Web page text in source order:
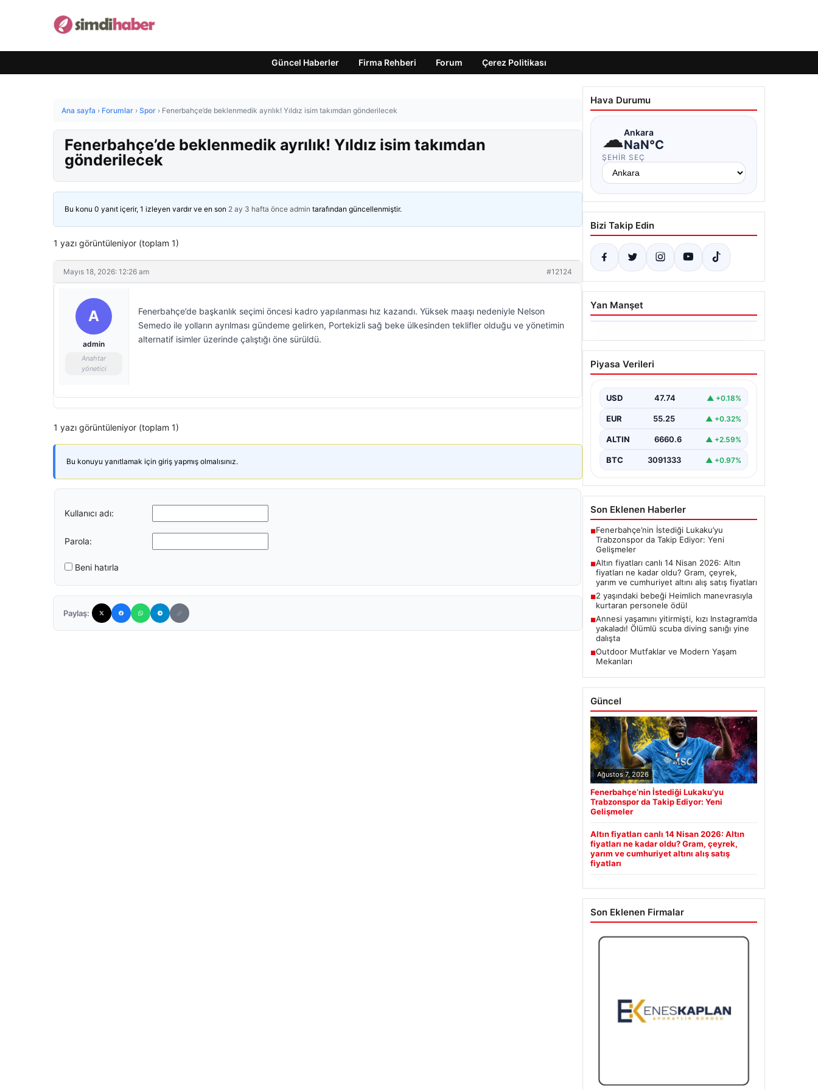
Güncel Haberler Firma Rehberi Forum Çerez Politikası
Ana sayfa › Forumlar › Spor › Fenerbahçe’de beklenmedik ayrılık! Yıldız isim takımdan gönderilecek
Fenerbahçe’de beklenmedik ayrılık! Yıldız isim takımdan
gönderilecek
Bu konu 0 yanıt içerir, 1 izleyen vardır ve en son 2 ay 3 hafta önce admin tarafından güncellenmiştir.
1 yazı görüntüleniyor (toplam 1)
Mayıs 18, 2026: 12:26 am #12124
A
admin
Anahtar
yönetici
Fenerbahçe’de başkanlık seçimi öncesi kadro yapılanması hız kazandı. Yüksek maaşı nedeniyle Nelson
Semedo ile yolların ayrılması gündeme gelirken, Portekizli sağ beke ülkesinden teklifler olduğu ve yönetimin
alternatif isimler üzerinde çalıştığı öne sürüldü.
1 yazı görüntüleniyor (toplam 1)
Bu konuyu yanıtlamak için giriş yapmış olmalısınız.
Kullanıcı adı:
Parola:
Beni hatırla
Paylaş:
Hava Durumu
☁Ankara
NaN°C
ŞEHIR SEÇ
Bizi Takip Edin
Yan Manşet
06.08.2026
Altın fiyatları canlı 14
Nisan 2026: Altın fiyatları
çeyrek, yarım ve
cumhuriyet altını alış satış
Piyasa Verileri
USD 47.74 ▲ +0.18%
EUR 55.25 ▲ +0.32%
ALTIN 6660.6 ▲ +2.59%
BTC 3091333 ▲ +0.97%
Son Eklenen Haberler
■Fenerbahçe’nin İstediği Lukaku’yu
Trabzonspor da Takip Ediyor: Yeni
Gelişmeler
■Altın fiyatları canlı 14 Nisan 2026: Altın
fiyatları ne kadar oldu? Gram, çeyrek,
yarım ve cumhuriyet altını alış satış fiyatları
■2 yaşındaki bebeği Heimlich manevrasıyla
kurtaran personele ödül
■Annesi yaşamını yitirmişti, kızı Instagram’da
yakaladı! Ölümlü scuba diving sanığı yine
dalışta
■Outdoor Mutfaklar ve Modern Yaşam
Mekanları
Güncel
Ağustos 7, 2026
Fenerbahçe’nin İstediği Lukaku’yu
Trabzonspor da Takip Ediyor: Yeni
Gelişmeler
Altın fiyatları canlı 14 Nisan 2026: Altın
fiyatları ne kadar oldu? Gram, çeyrek,
yarım ve cumhuriyet altını alış satış
fiyatları
Son Eklenen Firmalar